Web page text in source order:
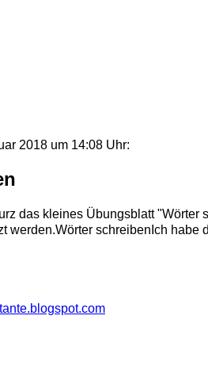
2018 um 14:08 Uhr:
das kleines Übungsblatt
werden.Wörter schreibenIch